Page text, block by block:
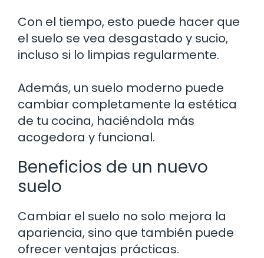
Con el tiempo, esto puede hacer que
el suelo se vea desgastado y sucio,
incluso si lo limpias regularmente.
Además, un suelo moderno puede
cambiar completamente la estética
de tu cocina, haciéndola más
acogedora y funcional.
Beneficios de un nuevo
suelo
Cambiar el suelo no solo mejora la
apariencia, sino que también puede
ofrecer ventajas prácticas.